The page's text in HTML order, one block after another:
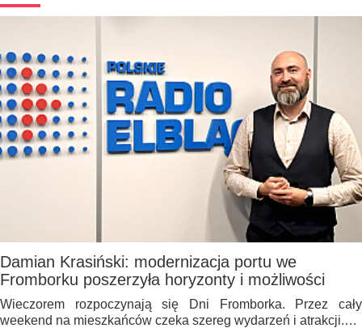
Damian Krasiński: modernizacja portu we
Fromborku poszerzyła horyzonty i możliwości
Wieczorem rozpoczynają się Dni Fromborka. Przez cały
weekend na mieszkańców czeka szereg wydarzeń i atrakcji.…